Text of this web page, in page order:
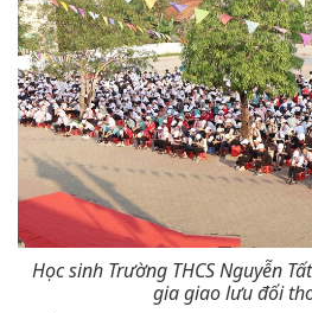
Học sinh Trường THCS Nguyễn
gia giao lưu đối